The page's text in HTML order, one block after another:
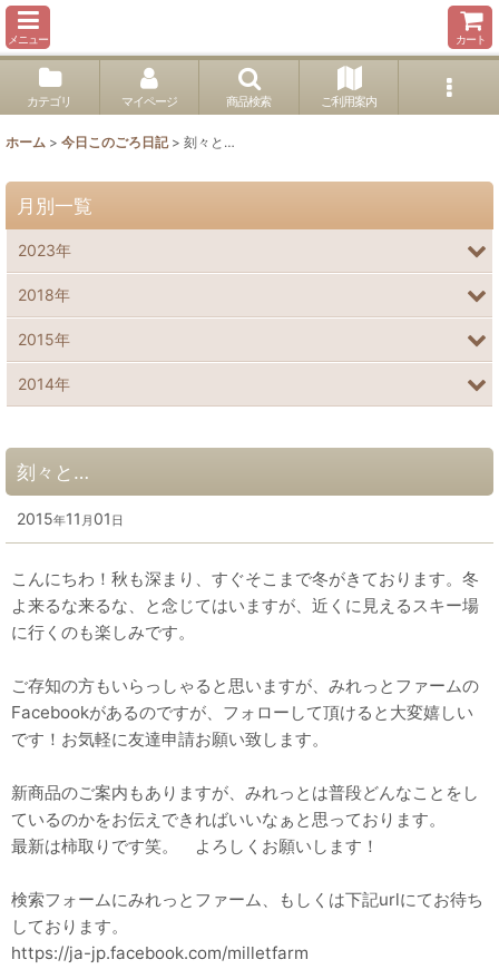
メニュー カート
カテゴリ マイページ 商品検索 ご利用案内
ホーム > 今日このごろ日記 > 刻々と…
刻々と…
2015年11 月 01 日
こんにちわ！秋も深まり、すぐそこまで冬がきております。冬
よ来るな来るな、と念じてはいますが、近くに見えるスキー場
に行くのも楽しみです。
ご存知の方もいらっしゃると思いますが、みれっとファームの
Facebookがあるのですが、フォローして頂けると大変嬉しい
です！お気軽に友達申請お願い致します。
新商品のご案内もありますが、みれっとは普段どんなことをし
ているのかをお伝えできればいいなぁと思っております。
最新は柿取りです笑。 よろしくお願いします！
検索フォームにみれっとファーム、もしくは下記urlにてお待ち
しております。
https://ja-jp.facebook.com/milletfarm
月別一覧
2023年
2018年
2015年
2014年